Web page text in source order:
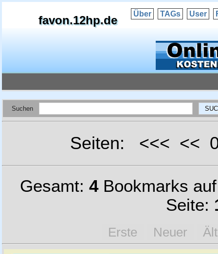
favon.12hp.de Über TAGs User
Suchen
Seiten: <<< <<
Gesamt: 4Bookmarks
Seite:
Erste Neuer